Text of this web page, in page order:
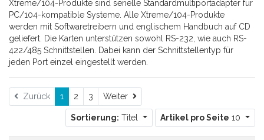
Xtreme/104-Produkte sind serielle Standardmultiportadapter für
PC/104-kompatible Systeme. Alle Xtreme/104-Produkte
werden mit Softwaretreibern und englischem Handbuch auf CD
geliefert. Die Karten unterstützen sowohl RS-232, wie auch RS-
422/485 Schnittstellen. Dabei kann der Schnittstellentyp für
jeden Port einzel eingestellt werden.
Zurück 1 2 3 Weiter Weiter
Sortierung: Titel Artikel pro Seite 10